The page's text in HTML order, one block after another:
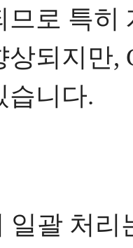
므로 특히
상되지만,
습니다.
일괄 처리